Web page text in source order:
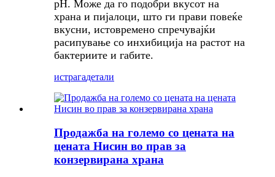
pH. Може да го подобри вкусот на
храна и пијалоци, што ги прави повеќе
вкусни, истовремено спречувајќи
расипување со инхибиција на растот на
бактериите и габите.
истрагадетали
Продажба на големо со цената на
цената Нисин во прав за
конзервирана храна